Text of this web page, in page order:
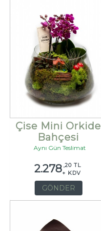
Çise Mini Orkide
Bahçesi
Aynı Gün Teslimat
2.278 ,20 TL
+ KDV
GÖNDER